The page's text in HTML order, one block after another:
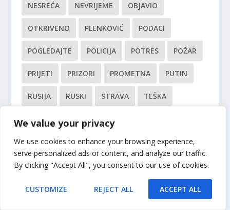
We value your privacy
We use cookies to enhance your browsing experience,
serve personalized ads or content, and analyze our traffic.
By clicking "Accept All", you consent to our use of cookies.
CUSTOMIZE REJECT ALL ACCEPT ALL
NESREĆA NEVRIJEME OBJAVIO
OTKRIVENO PLENKOVIĆ PODACI
POGLEDAJTE POLICIJA POTRES POŽAR
PRIJETI PRIZORI PROMETNA PUTIN
RUSIJA RUSKI STRAVA TEŠKA
TISUĆE TRAGEDIJA
UPOZORENJE USKORO UŽIVO UŽAS
VIDEO VIŠE ZELENSKI ČETIRI